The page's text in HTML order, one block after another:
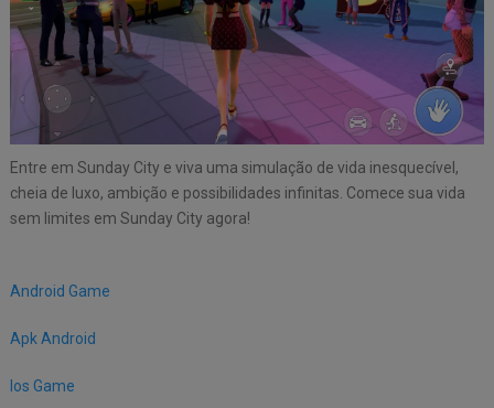
Entre em Sunday City e viva uma simulação de vida inesquecível,
cheia de luxo, ambição e possibilidades infinitas. Comece sua vida
sem limites em Sunday City agora!
Android Game
Apk Android
Ios Game